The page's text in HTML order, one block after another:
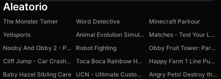
Aleatorio
The Monster Tamer Word Detective
Minecraft Parkour
Yetisports
Animal Evolution Simulator
Matches - Test Your Logic
Nooby And Obby 2 - Player
Robot Fighting
Obby Fruit Tower: Parkour!
Cliff Jump - Car Crash 3D
Toca Boca Rainbow House
Happy Farm 1 Line Puzzle
Baby Hazel Sibling Care
UCN - Ultimate Custom Night Angry Pets! Destroy the Building!